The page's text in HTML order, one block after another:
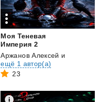
Моя Теневая
Империя 2
Аржанов Алексей и
ещё 1 автор(а)
23